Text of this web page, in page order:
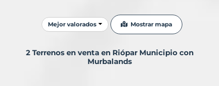
Ordenar resultados
Mejor valorados Mostrar mapa
2 Terrenos en venta en Riópar Municipio con
Murbalands